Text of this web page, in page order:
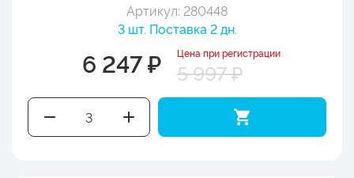
Артикул: 280448
3 шт. Поставка 2 дн.
6 247 ₽ Цена при регистрации
5 997 ₽